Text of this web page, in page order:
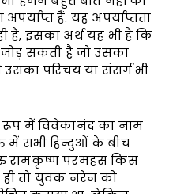
हैं. यह अपर्याप्तता
इसका अर्थ यह भी है कि
सकती है जो उसका
उसका परिचय या संसर्ग भी
में विवेकानंद का नाम
में सभी हिन्दुओं के बीच
रामकृष्ण परमहंस किस
ही तो युवक नरेन को